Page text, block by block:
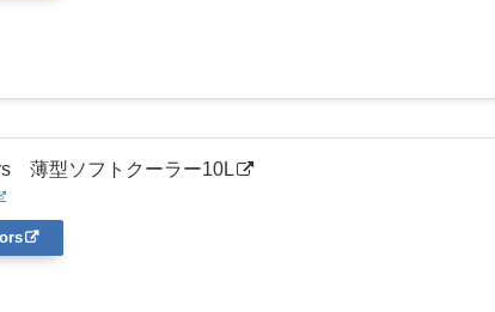
薄型ソフトクーラー10L